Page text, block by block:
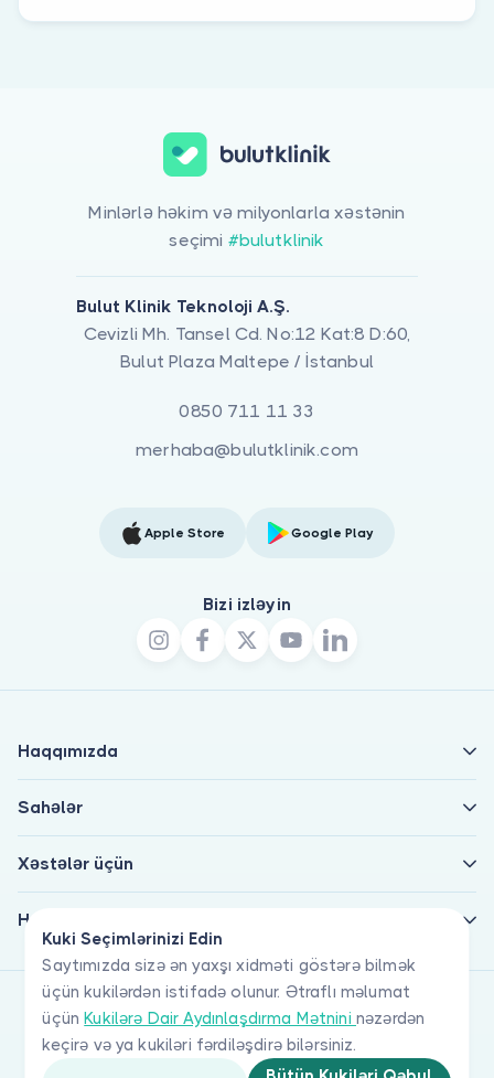
Kuki Seçimlərinizi Edin
Saytımızda sizə ən yaxşı xidməti göstərə bilmək
üçün kukilərdən istifadə olunur. Ətraflı məlumat
üçünKukilərə Dair Aydınlaşdırma Mətnini nəzərdən
keçirə və ya kukiləri fərdiləşdirə bilərsiniz.
Minlərlə həkim və milyonlarla xəstənin
seçimi #bulutklinik
Bulut Klinik Teknoloji A.Ş.
Cevizli Mh. Tansel Cd. No:12 Kat:8 D:60,
Bulut Plaza Maltepe / İstanbul
0850 711 11 33
merhaba@bulutklinik.com
Apple Store Google Play
Bizi izləyin
Haqqımızda
Sahələr
Xəstələr üçün
Həkimlər üçün